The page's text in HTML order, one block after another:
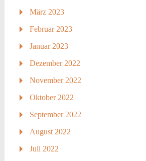
März 2023
Februar 2023
Januar 2023
Dezember 2022
November 2022
Oktober 2022
September 2022
August 2022
Juli 2022